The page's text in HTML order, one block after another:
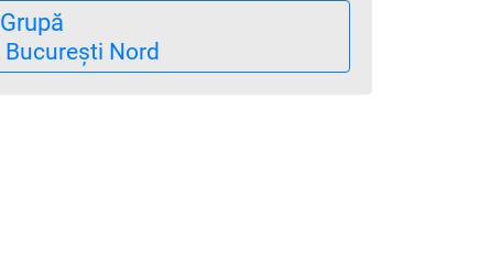
Grupă
București Nord